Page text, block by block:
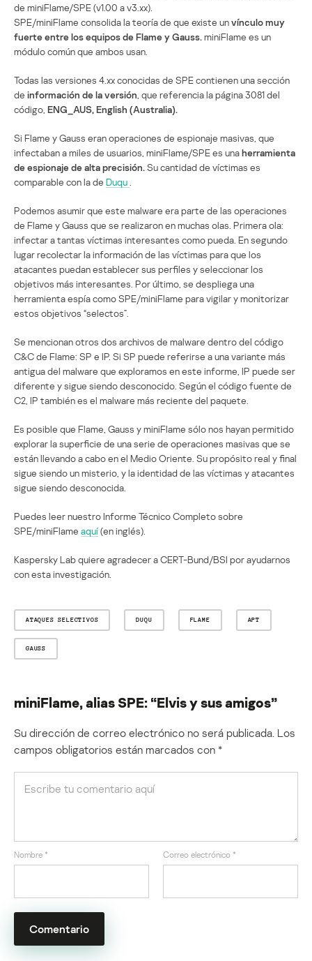
de miniFlame/SPE (v1.00 a v3.xx).
SPE/miniFlame consolida la teoría de que existe unvínculo muy
fuerte entre los equipos de Flame y Gauss.miniFlame es un
módulo común que ambos usan.
Todas las versiones 4.xx conocidas de SPE contienen una sección
de información de la versión , que referencia la página 3081 del
código, ENG_AUS, English (Australia).
Si Flame y Gauss eran operaciones de espionaje masivas, que
infectaban a miles de usuarios, miniFlame/SPE es unaherramienta
de espionaje de alta precisión.Su cantidad de víctimas es
comparable con la de Duqu
Podemos asumir que este malware era parte de las operaciones
de Flame y Gauss que se realizaron en muchas olas. Primera ola:
infectar a tantas víctimas interesantes como pueda. En segundo
lugar recolectar la información de las víctimas para que los
atacantes puedan establecer sus perfiles y seleccionar los
objetivos más interesantes. Por último, se despliega una
herramienta espía como SPE/miniFlame para vigilar y monitorizar
estos objetivos “selectos”.
Se mencionan otros dos archivos de malware dentro del código
C&C de Flame: SP e IP. Si SP puede referirse a una variante más
antigua del malware que exploramos en este informe, IP puede ser
diferente y sigue siendo desconocido. Según el código fuente de
C2, IP también es el malware más reciente del paquete.
Es posible que Flame, Gauss y miniFlame sólo nos hayan permitido
explorar la superficie de una serie de operaciones masivas que se
están llevando a cabo en el Medio Oriente. Su propósito real y final
sigue siendo un misterio, y la identidad de las víctimas y atacantes
sigue siendo desconocida.
Puedes leer nuestro Informe Técnico Completo sobre
SPE/miniFlame aquí(en inglés).
Kaspersky Lab quiere agradecer a CERT-Bund/BSI por ayudarnos
con esta investigación.
ATAQUES SELECTIVOS DUQU FLAME APT
GAUSS
miniFlame, alias SPE: “Elvis y sus amigos”
Su dirección de correo electrónico no será publicada. Los
campos obligatorios están marcados con *
Nombre * Correo electrónico *